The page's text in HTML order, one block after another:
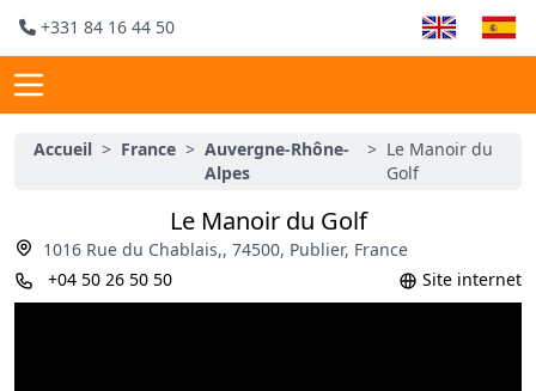
+331 84 16 44 50
Accueil > France > Auvergne-Rhône-
Alpes
> Le Manoir du
Golf
Le Manoir du Golf
1016 Rue du Chablais,, 74500, Publier, France
+04 50 26 50 50
Site internet